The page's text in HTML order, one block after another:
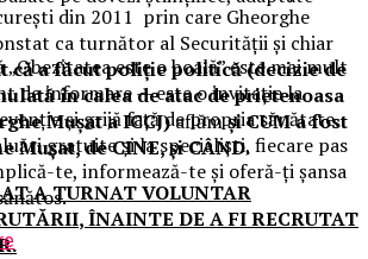
din 2011 prin care Gheorghe
ca turnător al Securității și chiar
că a făcut poliție politică (decizie de
în calea de atac de prietenoasa
Mușat a ICCJ)aflămși CUM a fost
Mușat, de CINE, și CÂND.
A TURNAT VOLUNTAR
, ÎNAINTE DE A FI RECRUTAT
„Obezitatea este o boală” este mai mult
de informare — este o invitație la
și grijă față de propria sănătate.
gratuite și la specialiști, fiecare pas
te, informează-te și oferă-ți șansa